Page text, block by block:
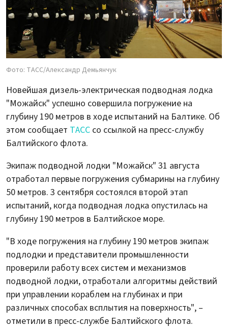
Фото: ТАСС/Александр Демьянчук
Новейшая дизель-электрическая подводная лодка
"Можайск" успешно совершила погружение на
глубину 190 метров в ходе испытаний на Балтике. Об
этом сообщает ТАСС со ссылкой на пресс-службу
Балтийского флота.
Экипаж подводной лодки "Можайск" 31 августа
отработал первые погружения субмарины на глубину
50 метров. 3 сентября состоялся второй этап
испытаний, когда подводная лодка опустилась на
глубину 190 метров в Балтийское море.
"В ходе погружения на глубину 190 метров экипаж
подлодки и представители промышленности
проверили работу всех систем и механизмов
подводной лодки, отработали алгоритмы действий
при управлении кораблем на глубинах и при
различных способах всплытия на поверхность", –
отметили в пресс-службе Балтийского флота.